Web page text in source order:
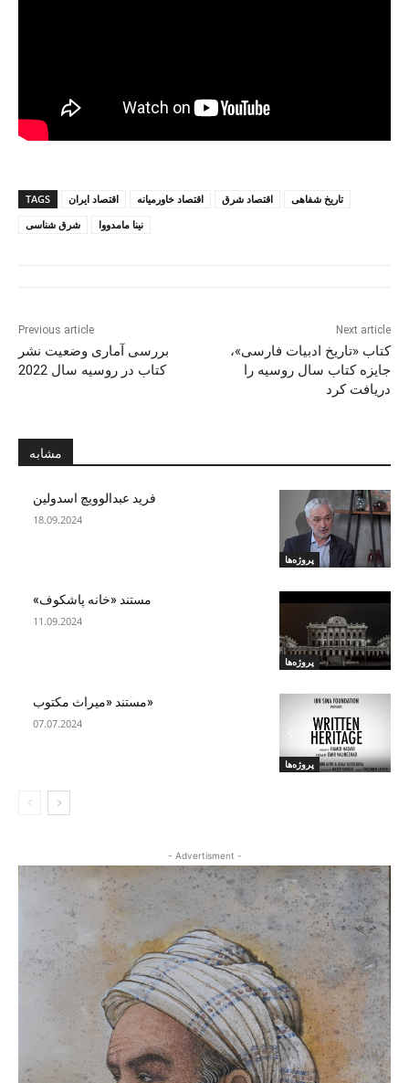
TAGS اقتصاد ایران اقتصاد خاورمیانه اقتصاد شرق
تاریخ شفاهی
شرق شناسی
نینا مامدووا
Previous article
بررسی آماری وضعیت نشر
کتاب در روسیه سال 2022
Next article
کتاب «تاریخ ادبیات فارسی»،
جایزه کتاب سال روسیه را
دریافت کرد
مشابه
پروژه‌ها
فرید عبدالوویچ اسدولین
18.09.2024
پروژه‌ها
مستند «خانه پاشکوف»
11.09.2024
پروژه‌ها
«مستند «میراث مکتوب
07.07.2024
- Advertisment -